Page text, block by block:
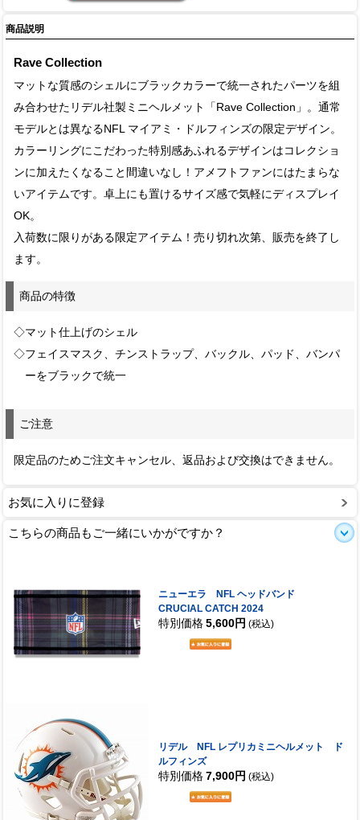
商品説明
Rave Collection
マットな質感のシェルにブラックカラーで統一されたパーツを組
み合わせたリデル社製ミニヘルメット「Rave Collection」。通常
モデルとは異なるNFL マイアミ・ドルフィンズの限定デザイン。
カラーリングにこだわった特別感あふれるデザインはコレクショ
ンに加えたくなること間違いなし！アメフトファンにはたまらな
いアイテムです。卓上にも置けるサイズ感で気軽にディスプレイ
OK。
入荷数に限りがある限定アイテム！売り切れ次第、販売を終了し
ます。
商品の特徴
◇マット仕上げのシェル
◇フェイスマスク、チンストラップ、バックル、パッド、バンパ
ーをブラックで統一
ご注意
限定品のためご注文キャンセル、返品および交換はできません。
お気に入りに登録
こちらの商品もご一緒にいかがですか？
ニューエラ NFL ヘッドバンド
CRUCIAL CATCH 2024
特別価格 5,600円 (税込)
リデル NFL レプリカミニヘルメット ド
ルフィンズ
特別価格 7,900円 (税込)